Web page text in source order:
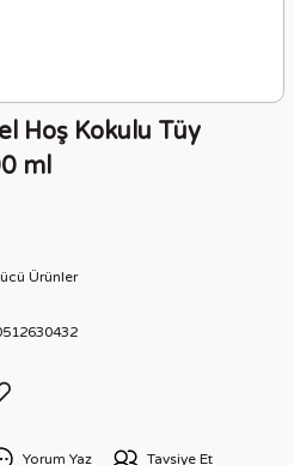
Hoş Kokulu Tüy
ml
Ürünler
Yorum Yaz Tavsiye Et